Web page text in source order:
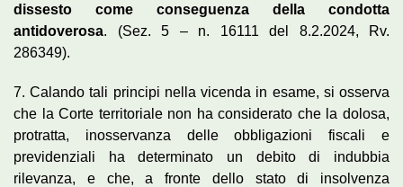
dissesto come conseguenza della condotta
antidoverosa. (Sez. 5 – n. 16111 del 8.2.2024, Rv.
286349).
7. Calando tali principi nella vicenda in esame, si osserva
che la Corte territoriale non ha considerato che la dolosa,
protratta, inosservanza delle obbligazioni fiscali e
previdenziali ha determinato un debito di indubbia
rilevanza, e che, a fronte dello stato di insolvenza